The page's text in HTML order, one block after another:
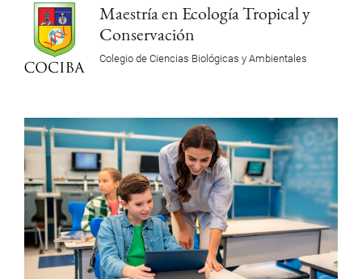
Maestría en Ecología Tropical y
Conservación
Colegio de Ciencias Biológicas y Ambientales